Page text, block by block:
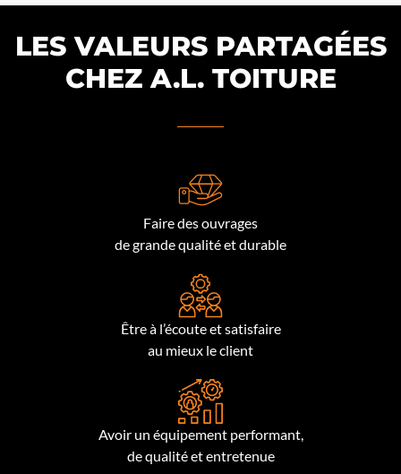
LES VALEURS PARTAGÉES
CHEZ A.L. TOITURE
Faire des ouvrages
de grande qualité et durable
Être à l’écoute et satisfaire
au mieux le client
Avoir un équipement performant,
de qualité et entretenue